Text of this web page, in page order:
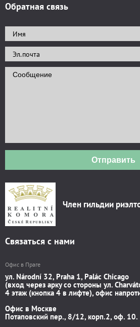
Обратная связь
Отправить
Член гильдии
Связаться с нами
Офис в Праге
ул. Národní 32, Praha 1, Palác Chicago
(вход через арку со стороны ул.
4 этаж (кнопка 4 в лифте), офис
Офис в Москве
Потаповский пер., 8/12, корп.2, оф. 10.